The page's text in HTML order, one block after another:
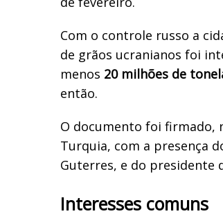
Com o controle russo a
de grãos ucranianos foi
menos 20 milhões de
então.
O documento foi firmado,
Turquia, com a presença
Guterres, e do presidente
Interesses comuns